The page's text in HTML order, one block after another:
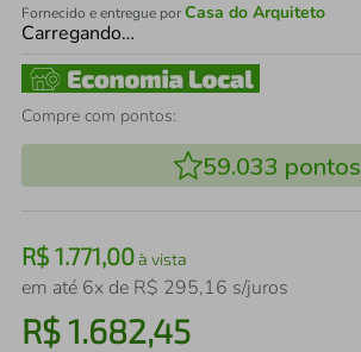
Fornecido e entregue porCasa do Arquiteto
Carregando…
Compre com pontos:
59.033 pontos
R$ 1.771,00à vista
em até 6x de R$ 295,16 s/juros
R$1.682,45